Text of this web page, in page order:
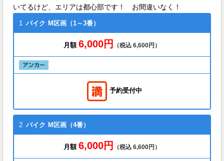
いてるけど、エリアは都心部です！ お間違いなく！
1 バイク M区画（1～3番）
月額 6,000円 （税込 6,600円）
予約受付中
2 バイク M区画（4番）
月額 6,000円 （税込 6,600円）